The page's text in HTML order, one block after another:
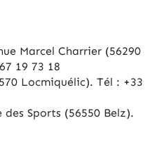
Marcel Charrier (56290
19 73 18
Locmiquélic). Tél : +33
Sports (56550 Belz).